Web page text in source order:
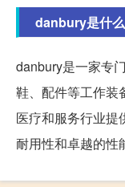
danbury是什
danbury是一家专
鞋、配件等工作装
医疗和服务行业提
耐用性和卓越的性